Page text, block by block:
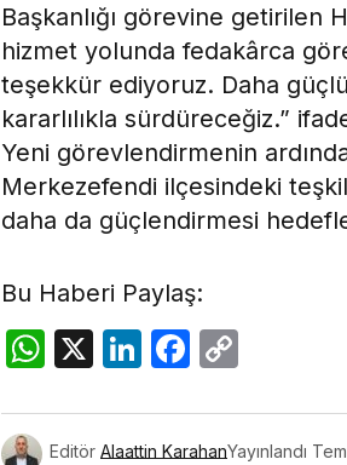
Başkanlığı görevine getirilen
hizmet yolunda fedakârca
teşekkür ediyoruz. Daha
kararlılıkla sürdüreceğiz.”
Yeni görevlendirmenin
Merkezefendi ilçesindeki
daha da güçlendirmesi
Bu Haberi Paylaş:
WhatsApp
X LinkedIn
Facebook
Editör Alaattin KarahanYayınlandı